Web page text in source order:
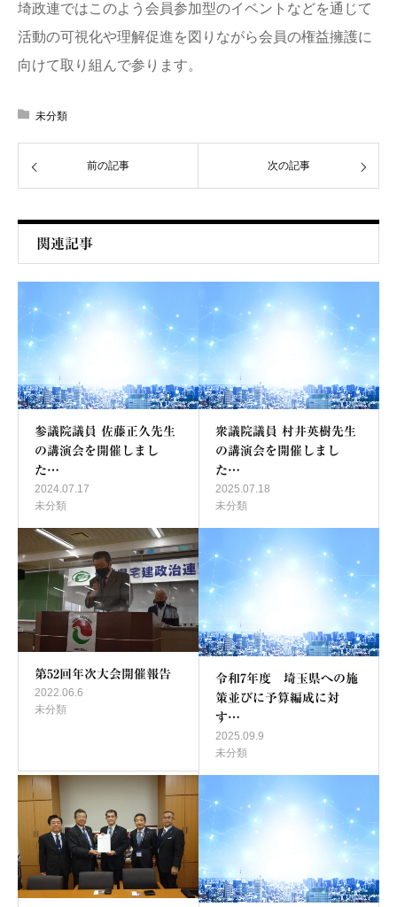
埼政連ではこのよう会員参加型のイベントなどを通じて
活動の可視化や理解促進を図りながら会員の権益擁護に
向けて取り組んで参ります。
未分類
前の記事 次の記事
関連記事
参議院議員 佐藤正久先生
の講演会を開催しまし
た…
2024.07.17
未分類
衆議院議員 村井英樹先生
の講演会を開催しまし
た…
2025.07.18
未分類
第52回年次大会開催報告
2022.06.6
未分類
令和7年度 埼玉県への施
策並びに予算編成に対
す…
2025.09.9
未分類